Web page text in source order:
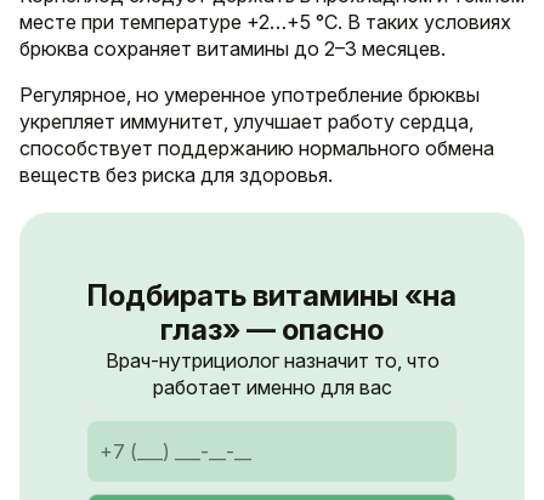
месте при температуре +2…+5 °C. В таких условиях
брюква сохраняет витамины до 2–3 месяцев.
Регулярное, но умеренное употребление брюквы
укрепляет иммунитет, улучшает работу сердца,
способствует поддержанию нормального обмена
веществ без риска для здоровья.
Подбирать витамины «на
глаз» — опасно
Врач-нутрициолог назначит то, что
работает именно для вас